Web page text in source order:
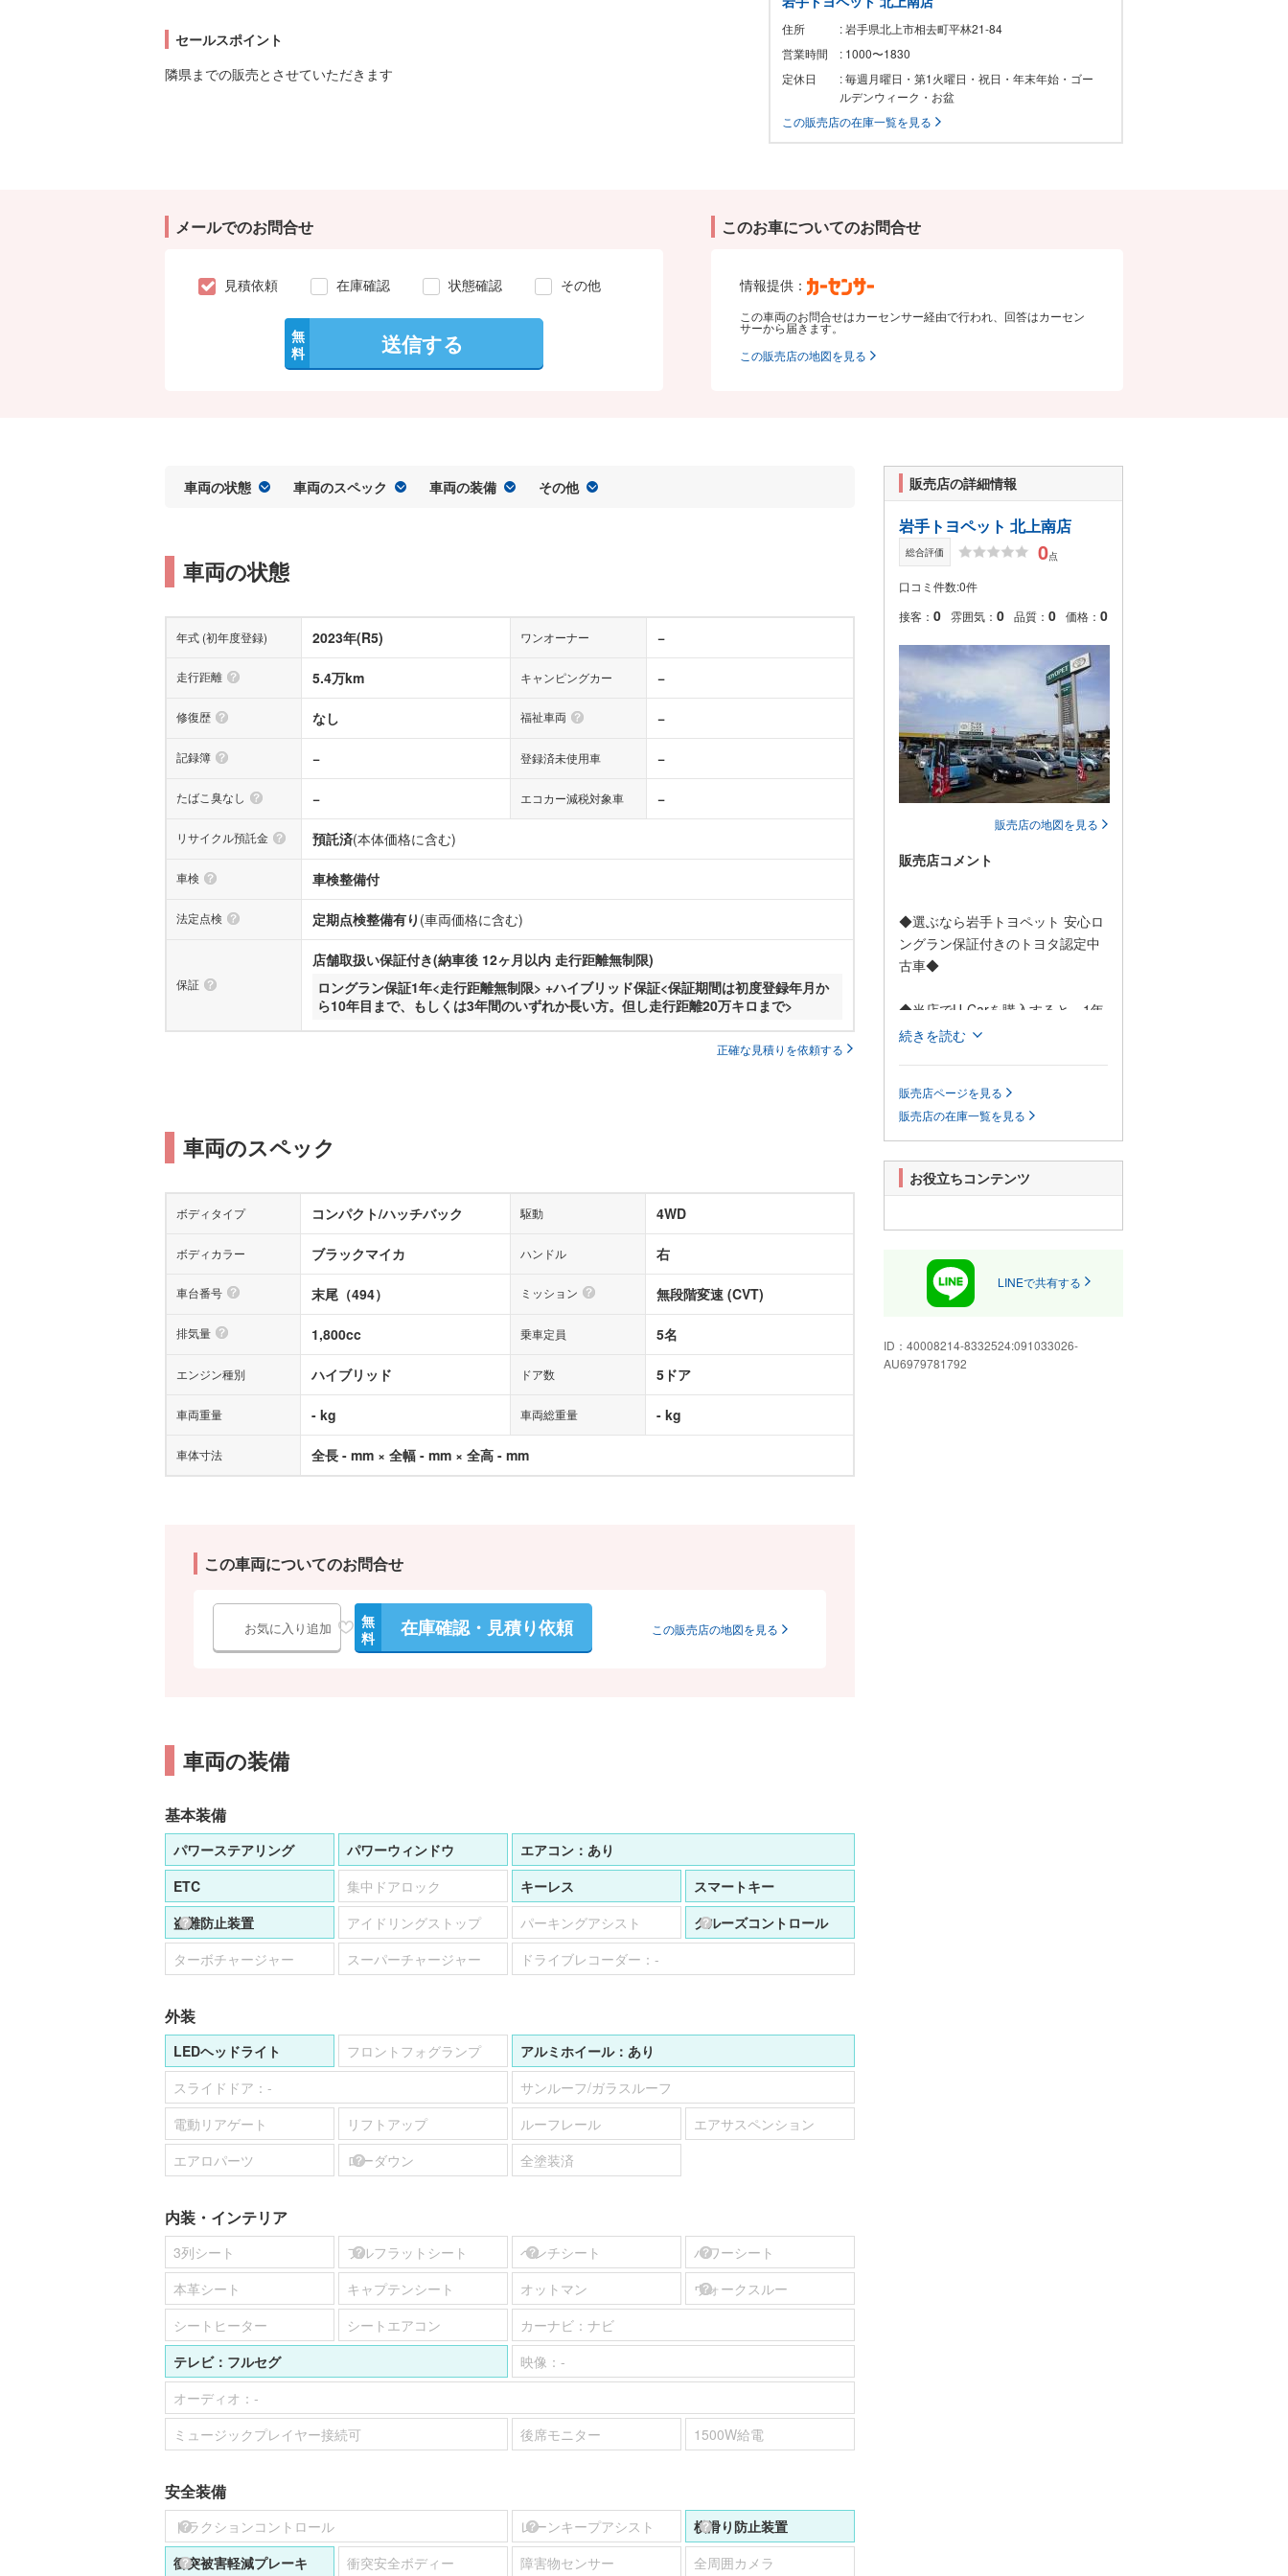
セールスポイント
隣県までの販売とさせていただきます
住所
: 岩手県北上市相去町平林21-84
営業時間
: 1000〜1830
定休日
: 毎週月曜日・第1火曜日・祝日・年末年始・ゴー
ルデンウィーク・お盆
この販売店の在庫一覧を見る
メールでのお問合せ
見積依頼 在庫確認 状態確認 その他
無
料
送信する
このお車についてのお問合せ
情報提供：
この車両のお問合せはカーセンサー経由で行われ、回答はカーセン
サーから届きます。
この販売店の地図を見る
車両の状態 車両のスペック 車両の装備 その他
車両の状態
年式 (初年度登録) 2023年(R5) ワンオーナー −
走行距離 5.4万km キャンピングカー −
修復歴 なし 福祉車両 −
記録簿 − 登録済未使用車 −
たばこ臭なし − エコカー減税対象車 −
リサイクル預託金 預託済(本体価格に含む)
車検 車検整備付
法定点検 定期点検整備有り (車両価格に含む)
保証
店舗取扱い保証付き(納車後 12ヶ月以内 走行距離無制限)
ロングラン保証1年<走行距離無制限> +ハイブリッド保証<保証期間は初度登録年月か
ら10年目まで、もしくは3年間のいずれか長い方。但し走行距離20万キロまで>
正確な見積りを依頼する
車両のスペック
ボディタイプ コンパクト/ハッチバック 駆動 4WD
ボディカラー ブラックマイカ ハンドル 右
車台番号 末尾（494） ミッション 無段階変速 (CVT)
排気量 1,800cc 乗車定員 5名
エンジン種別 ハイブリッド ドア数 5ドア
車両重量 - kg 車両総重量 - kg
車体寸法 全長 - mm × 全幅 - mm × 全高 - mm
この車両についてのお問合せ
お気に入り追加
無
料
在庫確認・見積り依頼 この販売店の地図を見る
車両の装備
基本装備
パワーステアリング パワーウィンドウ エアコン： あり
ETC
集中ドアロック キーレス
スマートキー
盗難防止装置
アイドリングストップ パーキングアシスト
クルーズコントロール
ターボチャージャー
スーパーチャージャー ドライブレコーダー： -
外装
LEDヘッドライト フロントフォグランプ アルミホイール： あり
スライドドア： -
サンルーフ/ガラスルーフ
電動リアゲート
リフトアップ ルーフレール
エアサスペンション
エアロパーツ
ローダウン 全塗装済
内装・インテリア
3列シート フルフラットシート ベンチシート
パワーシート
本革シート
キャプテンシート オットマン
ウォークスルー
シートヒーター
シートエアコン カーナビ： ナビ
テレビ： フルセグ 映像： -
オーディオ： -
ミュージックプレイヤー接続可
後席モニター 1500W給電
安全装備
トラクションコントロール レーンキープアシスト
横滑り防止装置
衝突被害軽減プレーキ
衝突安全ボディー 障害物センサー 全周囲カメラ
販売店の詳細情報
岩手トヨペット 北上南店
総合評価 0点
口コミ件数:0件
接客： 0 雰囲気： 0 品質： 0 価格： 0
販売店の地図を見る
販売店コメント
◆選ぶなら岩手トヨペット 安心ロ
ングラン保証付きのトヨタ認定中
古車◆
◆当店でU-Carを購入すると、1年
間ならどれだけ走っても保証され
◆万が一の場合も、全国の約5,000
ヶ所のトヨタテクノショップで保
証修理が受けられる、オールトヨ
タのU-Car保証です。
◆また当社では、認定中古車を導
ン保証に加え、「車両の徹底洗浄
行」がついた認定対象車も多数取
り揃えてます!
動車からハイブリッド車まで人気
のお車を多数取り揃えております
続きを読む
販売店ページを見る
販売店の在庫一覧を見る
お役立ちコンテンツ
LINEで共有する
ID： 40008214-8332524:091033026-
AU6979781792